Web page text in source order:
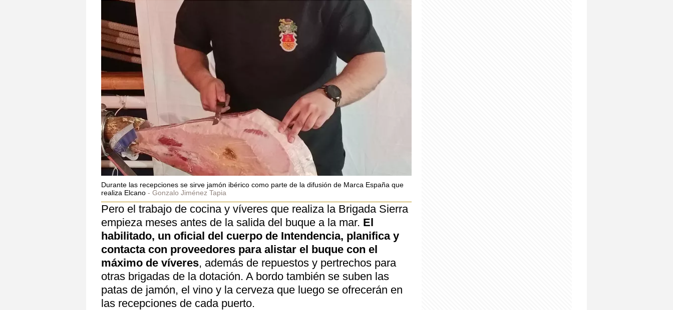
Durante las recepciones se sirve jamón ibérico como parte de la difusión de Marca España que
realiza Elcano
Gonzalo Jiménez Tapia
Pero el trabajo de cocina y víveres que realiza la Brigada Sierra
empieza meses antes de la salida del buque a la mar. El
habilitado, un oficial del cuerpo de Intendencia, planifica y
contacta con proveedores para alistar el buque con el
máximo de víveres, además de repuestos y pertrechos para
otras brigadas de la dotación. A bordo también se suben las
patas de jamón, el vino y la cerveza que luego se ofrecerán en
las recepciones de cada puerto.